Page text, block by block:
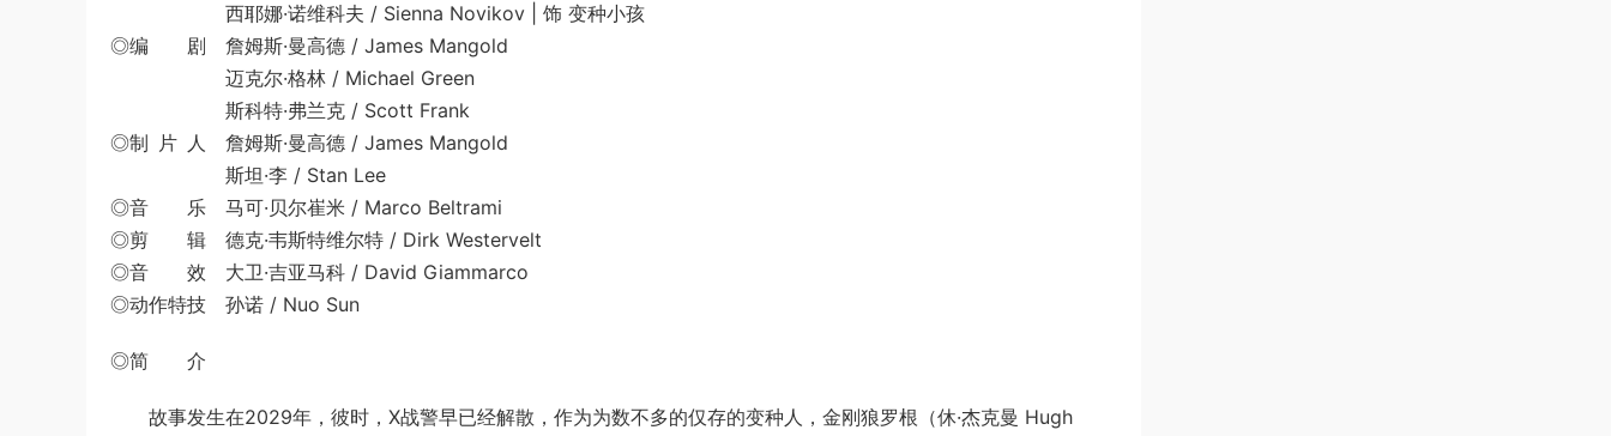
西耶娜·诺维科夫 / Sienna Novikov | 饰 变种小孩
◎编 剧 詹姆斯·曼高德 / James Mangold
迈克尔·格林 / Michael Green
斯科特·弗兰克 / Scott Frank
◎制 片 人 詹姆斯·曼高德 / James Mangold
斯坦·李 / Stan Lee
◎音 乐 马可·贝尔崔米 / Marco Beltrami
◎剪 辑 德克·韦斯特维尔特 / Dirk Westervelt
◎音 效 大卫·吉亚马科 / David Giammarco
◎动作特技 孙诺 / Nuo Sun
◎简 介
故事发生在2029年，彼时，X战警早已经解散，作为为数不多的仅存的变种人，金刚狼罗根（休·杰克曼 Hugh